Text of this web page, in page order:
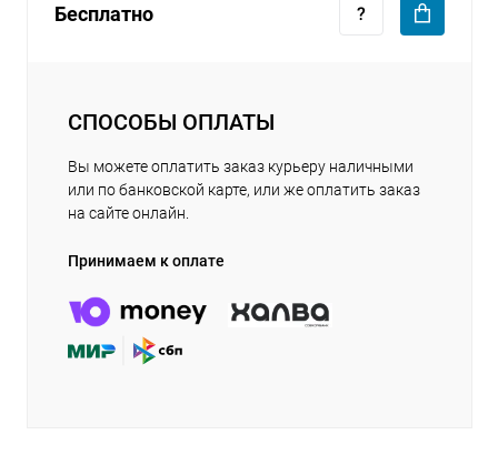
Бесплатно
СПОСОБЫ ОПЛАТЫ
Вы можете оплатить заказ курьеру наличными
или по банковской карте, или же оплатить заказ
на сайте онлайн.
Принимаем к оплате
раз в 2 недели